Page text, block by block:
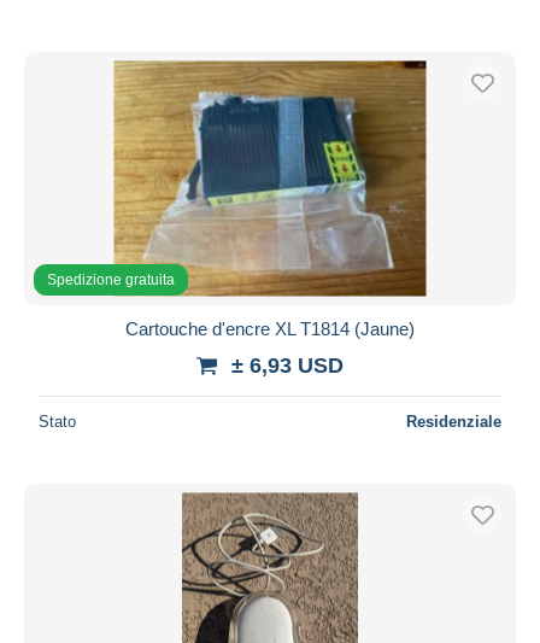
Spedizione gratuita
Cartouche d'encre XL T1814 (Jaune)
± 6,93 USD
Stato Residenziale